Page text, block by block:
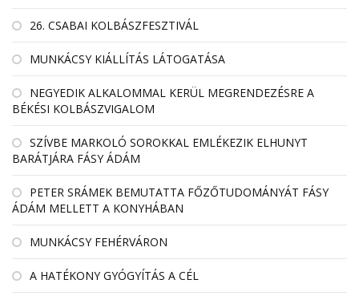
26. CSABAI KOLBÁSZFESZTIVÁL
MUNKÁCSY KIÁLLÍTÁS LÁTOGATÁSA
NEGYEDIK ALKALOMMAL KERÜL MEGRENDEZÉSRE A
BÉKÉSI KOLBÁSZVIGALOM
SZÍVBE MARKOLÓ SOROKKAL EMLÉKEZIK ELHUNYT
BARÁTJÁRA FÁSY ÁDÁM
PETER SRÁMEK BEMUTATTA FŐZŐTUDOMÁNYÁT FÁSY
ÁDÁM MELLETT A KONYHÁBAN
MUNKÁCSY FEHÉRVÁRON
A HATÉKONY GYÓGYÍTÁS A CÉL